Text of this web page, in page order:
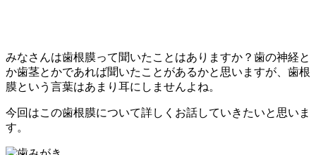
みなさんは歯根膜って聞いたことはありますか？歯の神経と
か歯茎とかであれば聞いたことがあるかと思いますが、歯根
膜という言葉はあまり耳にしませんよね。
今回はこの歯根膜について詳しくお話していきたいと思いま
す。